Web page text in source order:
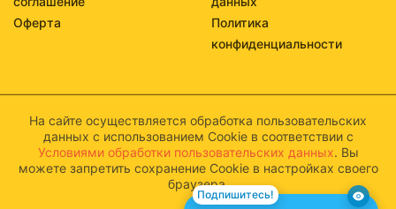
Оферта
Политика
конфиденциальности
На сайте осуществляется обработка пользовательских
данных с использованием Cookie в соответствии с
Условиями обработки пользовательских данных. Вы
можете запретить сохранение Cookie в настройках своего
браузера.
Подпишитесь!